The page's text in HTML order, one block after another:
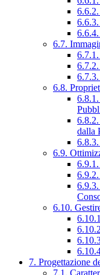
6.7.
6.8.
dalla
6.9.
6.10.
7. Progettazione
7.1.